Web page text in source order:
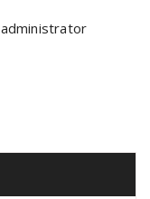
administrator